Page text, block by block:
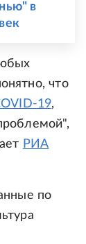
в
что
19,
РИА
по